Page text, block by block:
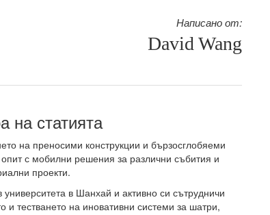
Написано от:
David Wang
на статията
на преносими конструкции и бързосглобяеми
с мобилни решения за различни събития и
проекти.
в Шанхай и активно си сътрудничи
и тестването на иновативни системи за шатри,